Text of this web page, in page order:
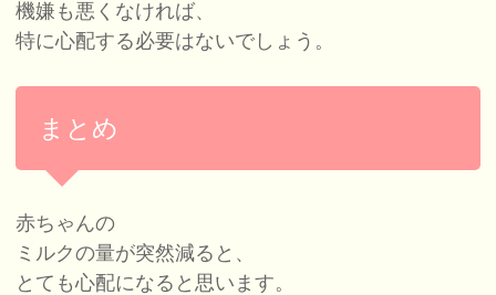
機嫌も悪くなければ、
特に心配する必要はないでしょう。
まとめ
赤ちゃんの
ミルクの量が突然減ると、
とても心配になると思います。